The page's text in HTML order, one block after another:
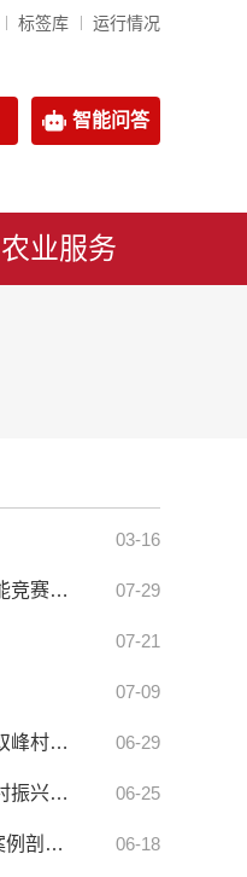
标签库 运行情况
智能问答
农业服务
03-16
技能比武砺精兵！2026年六安市动物疫病防治员技能竞赛圆满落幕 07-29
07-21
07-09
全市农村生活垃圾分类现场推进会 在裕安区独山镇双峰村召开 06-29
我市举办宜居宜业和美乡村建设专题研讨班 赋能乡村振兴提质增效 06-25
市农业农村局召开树立和践行正确政绩观学习教育案例剖析思想交流会 06-18